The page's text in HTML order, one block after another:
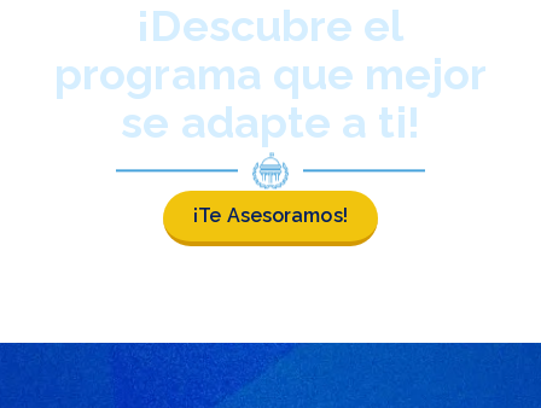
¡Descubre el
programa que mejor
se adapte a ti!
¡Te Asesoramos!